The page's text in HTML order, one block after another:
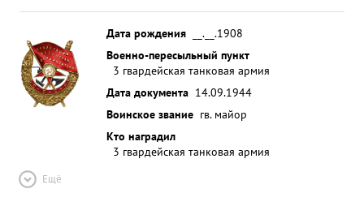
Дата рождения
__.__.1908
Военно-пересыльный пункт
3 гвардейская танковая армия
Дата документа 14.09.1944
Воинское звание гв. майор
Кто наградил
3 гвардейская танковая армия
Ещё